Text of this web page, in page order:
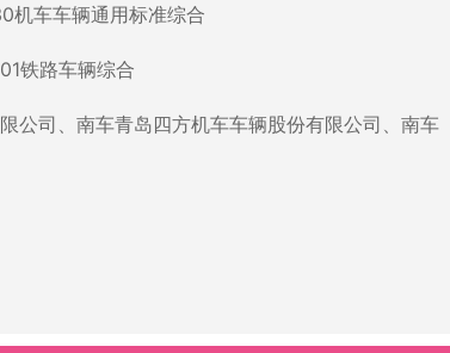
机车车辆通用标准综合
铁路车辆综合
公司、南车青岛四方机车车辆股份有限公司、南车